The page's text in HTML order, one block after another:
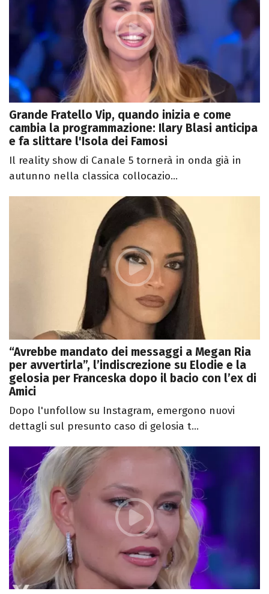
Grande Fratello Vip, quando inizia e come
cambia la programmazione: Ilary Blasi anticipa
e fa slittare l'Isola dei Famosi
Il reality show di Canale 5 tornerà in onda già in
autunno nella classica collocazio...
“Avrebbe mandato dei messaggi a Megan Ria
per avvertirla”, l’indiscrezione su Elodie e la
gelosia per Franceska dopo il bacio con l’ex di
Amici
Dopo l'unfollow su Instagram, emergono nuovi
dettagli sul presunto caso di gelosia t...